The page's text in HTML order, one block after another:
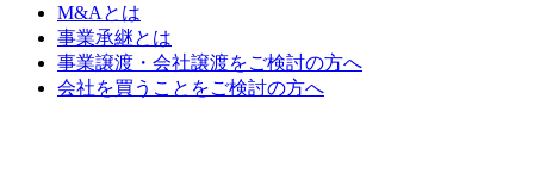
M&Aとは
事業承継とは
事業譲渡・会社譲渡をご検討の方へ
会社を買うことをご検討の方へ